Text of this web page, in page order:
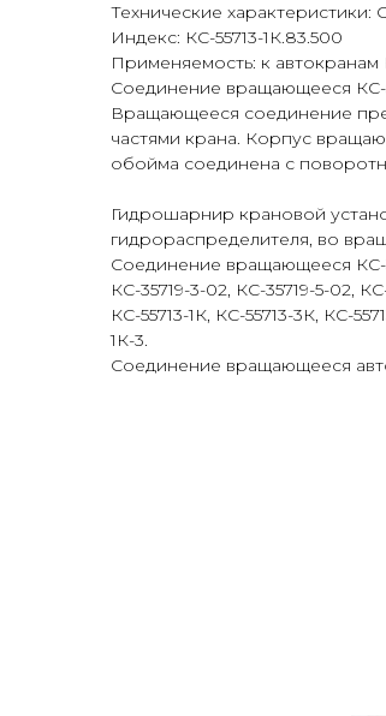
Технические характеристики:
Индекс: КС-55713-1К.83.500
Применяемость: к автокранам
Соединение вращающееся КС-
Вращающееся соединение
частями крана. Корпус
обойма соединена с
Гидрошарнир крановой
гидрораспределителя, во
Соединение вращающееся КС-
КС-35719-3-02, КС-35719-5-02,
КС-55713-1К, КС-55713-3К, КС-
1К-3.
Соединение вращающееся